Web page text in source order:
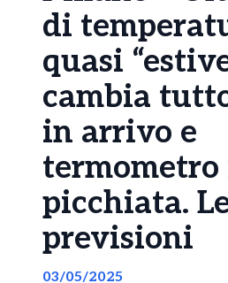
di
quasi
cambia
in arrivo e
picchiata.
previsioni
03/05/2025